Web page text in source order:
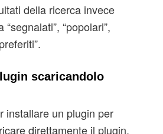
della ricerca invece
“popolari”,
scaricandolo
installare un plugin per
direttamente il plugin.